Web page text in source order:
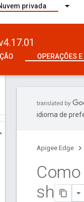
privada
OPERAÇÕES
idioma de
Apigee Edge
sh